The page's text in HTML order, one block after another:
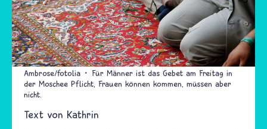
Ambrose/fotolia
Für Männer ist das Gebet am Freitag in
der Moschee Pflicht, Frauen können kommen, müssen aber
nicht.
Text von Kathrin